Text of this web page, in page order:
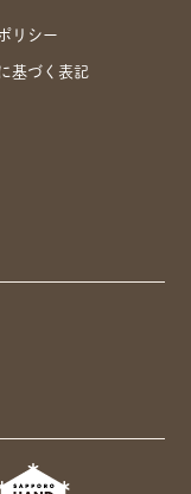
リシー
基づく表記